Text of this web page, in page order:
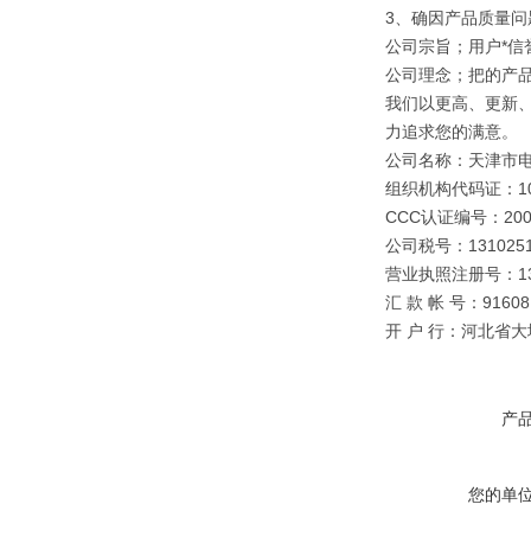
3、确因产品质量
公司宗旨；用户*信
公司理念；把的产
我们以更高、更新
力追求您的满意。
公司名称：天津市
组织机构代码证：
CCC认证编号：
公司税号：
营业执照注册号：
汇 款 帐 号：
开 户 行：河北省
产
您的单